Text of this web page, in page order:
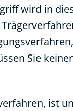
wird in
Sie
ist